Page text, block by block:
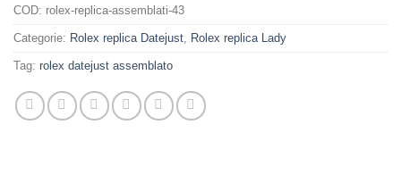
COD: rolex-replica-assemblati-43
Categorie: Rolex replica Datejust, Rolex replica Lady
Tag: rolex datejust assemblato